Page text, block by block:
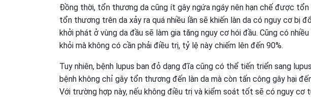
Đồng thời, tổn thương da cũng ít gây ngứa ngáy nên hạn chế được
tổn thương trên da xảy ra quá nhiều lần sẽ khiến làn da có nguy cơ bị
khởi phát ở vùng da đầu sẽ làm gia tăng nguy cơ hói đầu. Cũng có
khỏi mà không có cần phải điều trị, tỷ lệ này chiếm lên đến 90%.
Tuy nhiên, bệnh lupus ban đỏ dạng đĩa cũng có thể tiến triển sang
bệnh không chỉ gây tổn thương đến làn da mà còn tấn công gây hại
Với trường hợp này, nếu không điều trị và kiểm soát tốt sẽ có nguy cơ